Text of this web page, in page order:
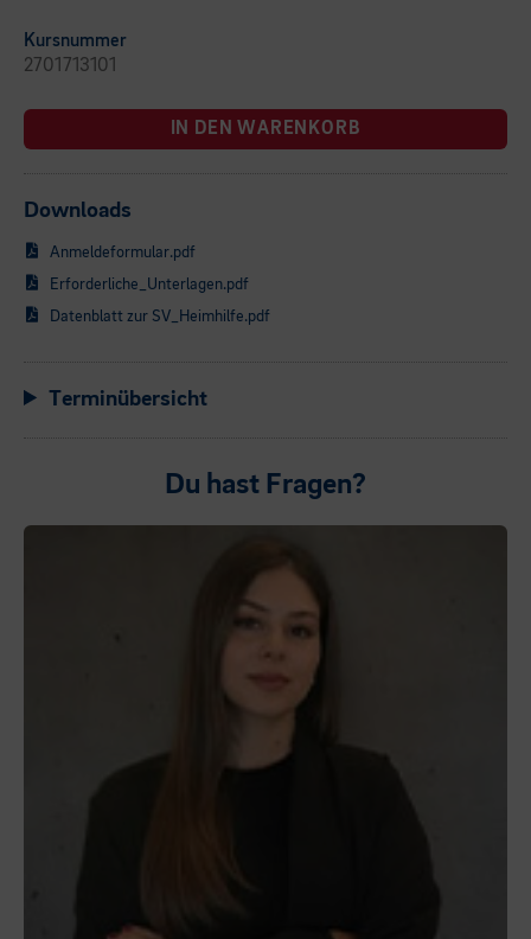
Kursnummer
2701713101
IN DEN WARENKORB
Downloads
Anmeldeformular.pdf
Erforderliche_Unterlagen.pdf
Datenblatt zur SV_Heimhilfe.pdf
Terminübersicht
Du hast Fragen?